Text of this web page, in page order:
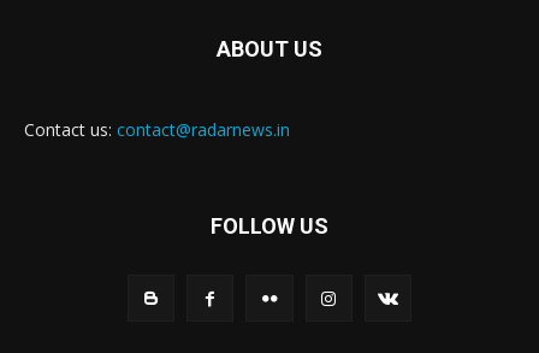
ABOUT US
Contact us: contact@radarnews.in
FOLLOW US